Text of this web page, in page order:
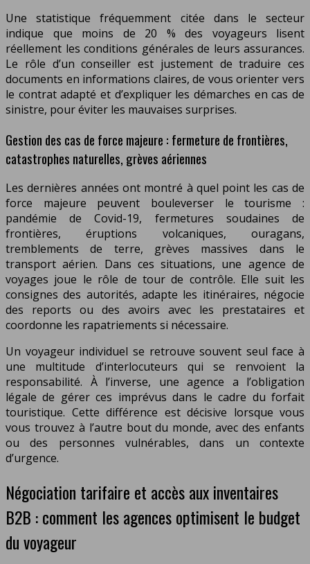
Une statistique fréquemment citée dans le secteur
indique que moins de 20 % des voyageurs lisent
réellement les conditions générales de leurs assurances.
Le rôle d’un conseiller est justement de traduire ces
documents en informations claires, de vous orienter vers
le contrat adapté et d’expliquer les démarches en cas de
sinistre, pour éviter les mauvaises surprises.
Gestion des cas de force majeure : fermeture de frontières,
catastrophes naturelles, grèves aériennes
Les dernières années ont montré à quel point les cas de
force majeure peuvent bouleverser le tourisme :
pandémie de Covid-19, fermetures soudaines de
frontières, éruptions volcaniques, ouragans,
tremblements de terre, grèves massives dans le
transport aérien. Dans ces situations, une agence de
voyages joue le rôle de tour de contrôle. Elle suit les
consignes des autorités, adapte les itinéraires, négocie
des reports ou des avoirs avec les prestataires et
coordonne les rapatriements si nécessaire.
Un voyageur individuel se retrouve souvent seul face à
une multitude d’interlocuteurs qui se renvoient la
responsabilité. À l’inverse, une agence a l’obligation
légale de gérer ces imprévus dans le cadre du forfait
touristique. Cette différence est décisive lorsque vous
vous trouvez à l’autre bout du monde, avec des enfants
ou des personnes vulnérables, dans un contexte
d’urgence.
Négociation tarifaire et accès aux inventaires
B2B : comment les agences optimisent le budget
du voyageur